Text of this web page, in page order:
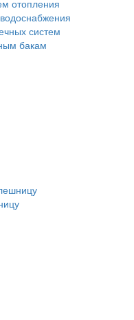
отопления
систем
бакам